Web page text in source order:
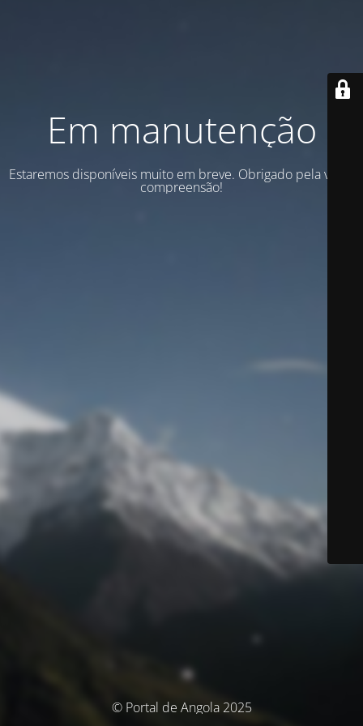
Em manutenção
Estaremos disponíveis muito em breve. Obrigado pela vossa
compreensão!
© Portal de Angola 2025